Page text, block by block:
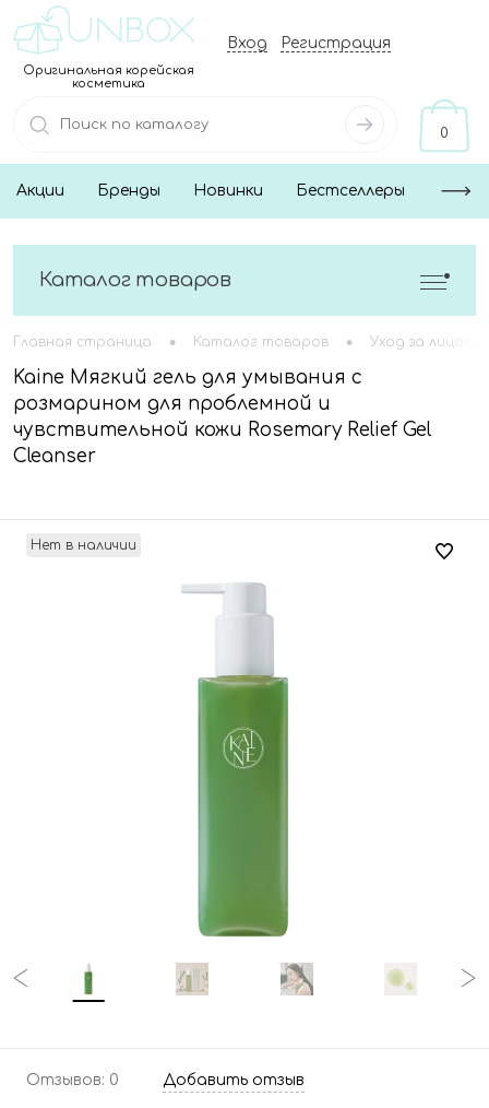
Оригинальная корейская
косметика
Вход Регистрация
0
Акции Бренды Новинки Бестселлеры
Каталог товаров
Главная страница • Каталог товаров • Уход за лицом
Kaine Мягкий гель для умывания с
розмарином для проблемной и
чувствительной кожи Rosemary Relief Gel
Cleanser
Нет в наличии
Отзывов: 0 Добавить отзыв